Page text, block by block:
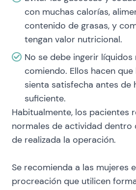
con muchas calorías,
contenido de grasas, y
tengan valor nutricional.
No se debe ingerir
comiendo. Ellos hacen
sienta satisfecha antes de
suficiente.
Habitualmente, los pacientes
normales de actividad dentro
de realizada la operación.
Se recomienda a las mujeres
procreación que utilicen